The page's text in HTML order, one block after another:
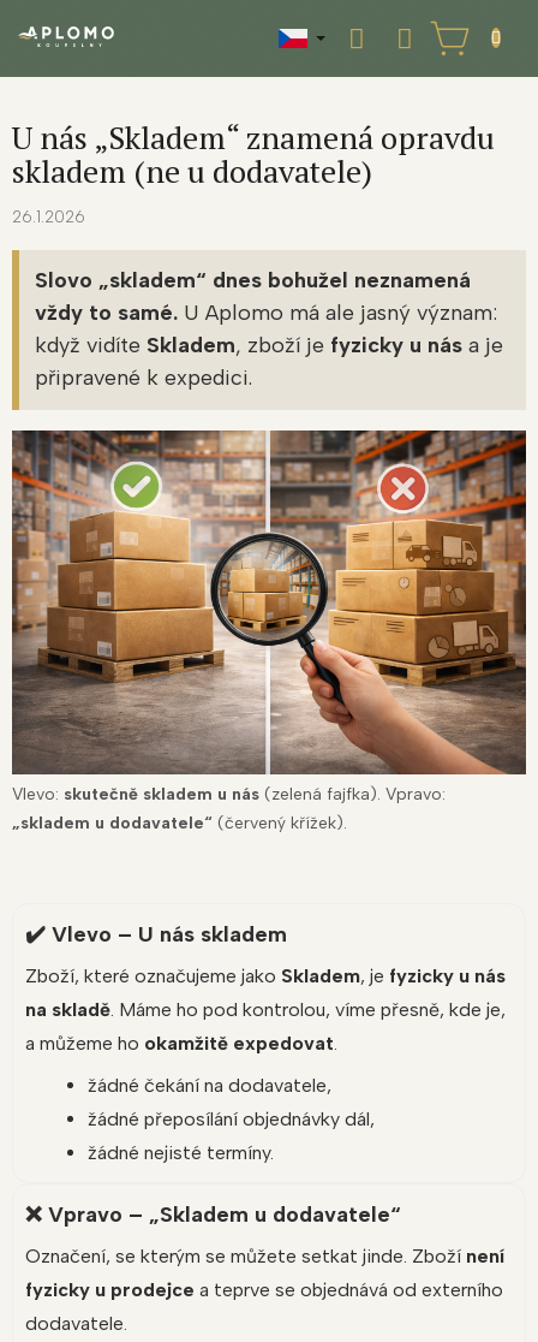
NÁKUPNÍ
KOŠÍK
U nás „Skladem“ znamená opravdu
skladem (ne u dodavatele)
26.1.2026
Slovo „skladem“ dnes bohužel neznamená
vždy to samé.U Aplomo má ale jasný význam:
když vidíte Skladem, zboží je fyzicky u nása je
připravené k expedici.
Vlevo: skutečně skladem u nás (zelená fajfka). Vpravo:
„skladem u dodavatele“ (červený křížek).
✔️ Vlevo – U nás skladem
Zboží, které označujeme jako Skladem, je fyzicky u nás
na skladě . Máme ho pod kontrolou, víme přesně, kde je,
a můžeme ho okamžitě expedovat
žádné čekání na dodavatele,
žádné přeposílání objednávky dál,
žádné nejisté termíny.
❌ Vpravo – „Skladem u dodavatele“
Označení, se kterým se můžete setkat jinde. Zboží není
fyzicky u prodejce a teprve se objednává od externího
dodavatele.